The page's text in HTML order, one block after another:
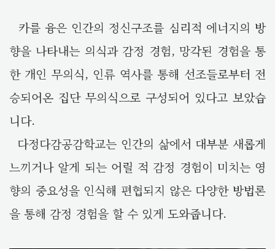
카를 융은 인간의 정신구조를 심리적 에너지의 방
향을 나타내는 의식과 감정 경험, 망각된 경험을 통
한 개인 무의식, 인류 역사를 통해 선조들로부터 전
승되어온 집단 무의식으로 구성되어 있다고 보았습
니다.
다정다감공감학교는 인간의 삶에서 대부분 새롭게
느끼거나 알게 되는 어릴 적 감정 경험이 미치는 영
향의 중요성을 인식해 편협되지 않은 다양한 방법론
을 통해 감정 경험을 할 수 있게 도와줍니다.